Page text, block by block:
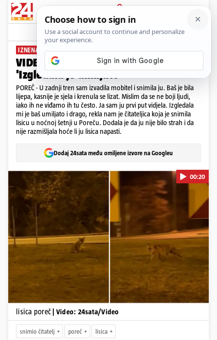
PRIJAVA
News Komentari
IZNENADILA GRAĐANKU
VIDEO Lisica u noćnoj šetnji u Poreču:
'Izgledala je umiljato'
POREČ - U zadnji tren sam izvadila mobitel i snimila ju. Baš je bila
lijepa, kasnije je sjela i krenula se lizat. Mislim da se ne boji ljudi,
iako ih ne viđamo ih tu često. Ja sam ju prvi put vidjela. Izgledala
mi je baš umiljato i drago, rekla nam je čitateljica koja je snimila
lisicu u noćnoj šetnji u Poreču. Dodala je da ju nije bilo strah i da
nije razmišljala hoće li ju lisica napasti.
Dodaj 24sata među omiljene izvore na Googleu
Pokretanje videa...
00:20
lisica poreč | Video: 24sata/Video
snimio čitatelj poreč lisica